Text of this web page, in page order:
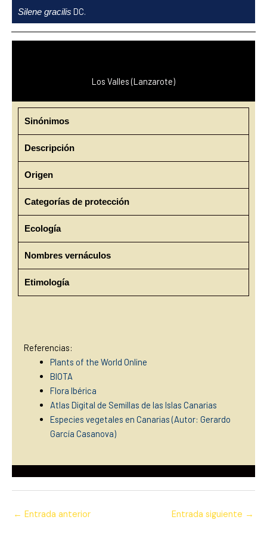
contenido
Silene gracilis DC.
Los Valles (Lanzarote)
Sinónimos
Descripción
Origen
Categorías de protección
Ecología
Nombres vernáculos
Etimología
Referencias:
Plants of the World Online
BIOTA
Flora Ibérica
Atlas Digital de Semillas de las Islas Canarias
Especies vegetales en Canarias (Autor: Gerardo
García Casanova)
← Entrada anterior Entrada siguiente →